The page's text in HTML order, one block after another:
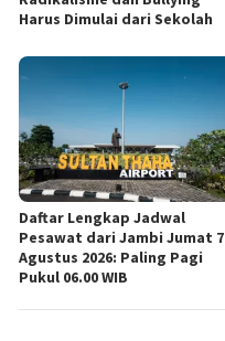
Harus Dimulai dari Sekolah
Daftar Lengkap Jadwal
Pesawat dari Jambi Jumat 7
Agustus 2026: Paling Pagi
Pukul 06.00 WIB